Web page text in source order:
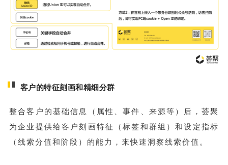
客户的特征刻画和精细分群
整合客户的基础信息（属性、事件、来源等）后，荟聚
为企业提供给客户刻画特征（标签和群组）和设定指标
（线索分值和阶段）的能力，来快速洞察线索价值。